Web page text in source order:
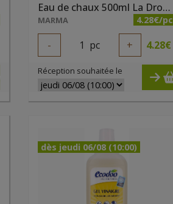
Eau de chaux 500ml La Droguerie Ecologique
MARMA 4.28€/pc
- 1 pc + 4.28€
Réception souhaitée le
dès jeudi 06/08 (10:00)